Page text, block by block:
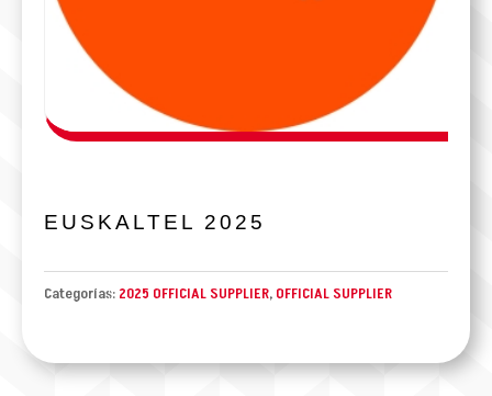
EUSKALTEL 2025
Categorías: 2025 OFFICIAL SUPPLIER, OFFICIAL SUPPLIER